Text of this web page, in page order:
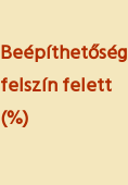
Beépíthetőség
felszín felett
(%)